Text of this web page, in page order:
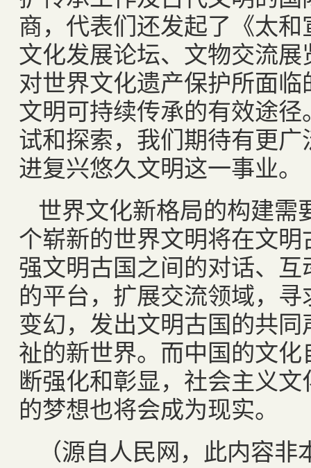
商，代表们还发起了《太
文化发展论坛、文物交流
对世界文化遗产保护所面
文明可持续传承的有效途
试和探索，我们期待有更
进复兴悠久文明这一事业。
世界文化新格局的构建需
个崭新的世界文明将在文
强文明古国之间的对话、
的平台，扩展交流领域，
变幻，发出文明古国的共
祉的新世界。而中国的文
断强化和彰显，社会主义
的梦想也将会成为现实。
（源自人民网，此内容